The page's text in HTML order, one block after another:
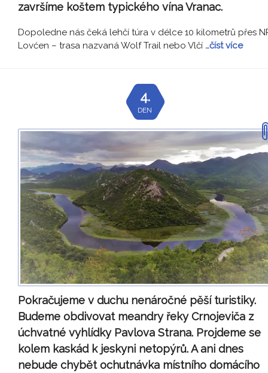
završíme koštem typického vína Vranac.
Dopoledne nás čeká lehčí túra v délce 10 kilometrů přes
Lovćen – trasa nazvaná Wolf Trail nebo Vlčí …číst více
4.
DEN
Pokračujeme v duchu nenáročné pěší turistiky.
Budeme obdivovat meandry řeky Crnojeviča z
úchvatné vyhlídky Pavlova Strana. Projdeme se
kolem kaskád k jeskyni netopýrů. A ani dnes
nebude chybět ochutnávka místního domácího